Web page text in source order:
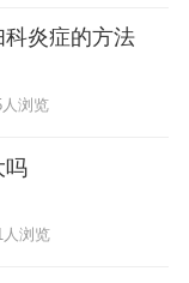
炎症的方法
人浏览
吗
人浏览